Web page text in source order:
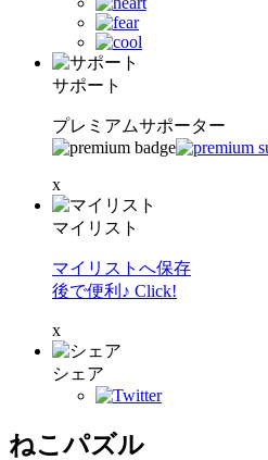
サポート
プレミアムサポーター
x
マイリスト
マイリストへ保存
後で便利♪ Click!
x
シェア
ねこパズル